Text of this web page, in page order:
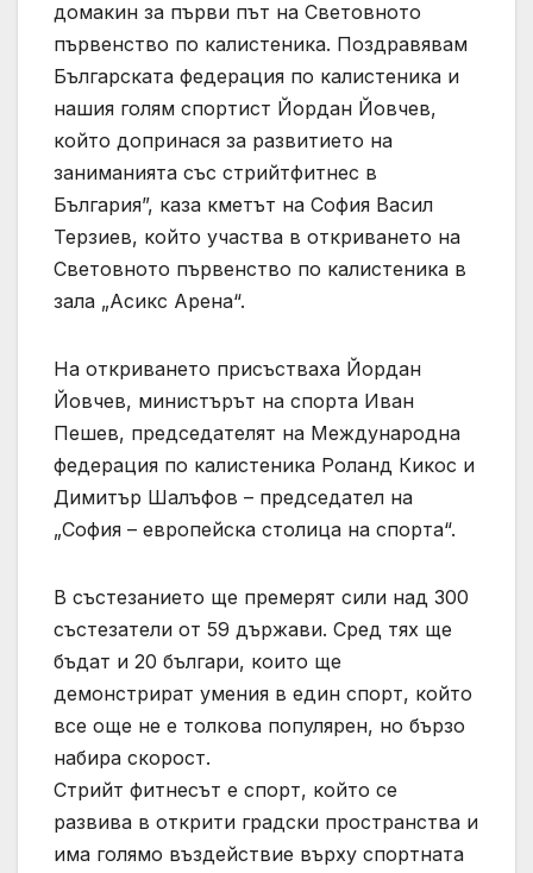
домакин за първи път на Световното
първенство по калистеника. Поздравявам
Българската федерация по калистеника и
нашия голям спортист Йордан Йовчев,
който допринася за развитието на
заниманията със стрийтфитнес в
България”, каза кметът на София Васил
Терзиев, който участва в откриването на
Световното първенство по калистеника в
зала „Асикс Арена“.
На откриването присъстваха Йордан
Йовчев, министърът на спорта Иван
Пешев, председателят на Международна
федерация по калистеника Роланд Кикос и
Димитър Шалъфов – председател на
„София – европейска столица на спорта“.
В състезанието ще премерят сили над 300
състезатели от 59 държави. Сред тях ще
бъдат и 20 българи, които ще
демонстрират умения в един спорт, който
все още не е толкова популярен, но бързо
набира скорост.
Стрийт фитнесът е спорт, който се
развива в открити градски пространства и
има голямо въздействие върху спортната